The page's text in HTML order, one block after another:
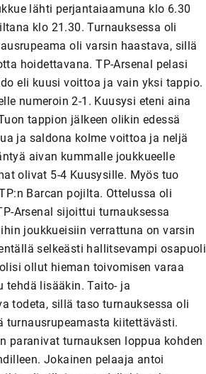
lähti perjantaiaamuna klo 6.30
klo 21.30. Turnauksessa oli
oli varsin haastava, sillä
hoidettavana. TP-Arsenal pelasi
eli kuusi voittoa ja vain yksi tappio.
numeroin 2-1. Kuusysi eteni aina
tappion jälkeen olikin edessä
ja saldona kolme voittoa ja neljä
aivan kummalle joukkueelle
olivat 5-4 Kuusysille. Myös tuo
Barcan pojilta. Ottelussa oli
Arsenal sijoittui turnauksessa
joukkueisiin verrattuna on varsin
selkeästi hallitsevampi osapuoli
ollut hieman toivomisen varaa
tehdä lisääkin. Taito- ja
todeta, sillä taso turnauksessa oli
turnausrupeamasta kiitettävästi.
paranivat turnauksen loppua kohden
Jokainen pelaaja antoi